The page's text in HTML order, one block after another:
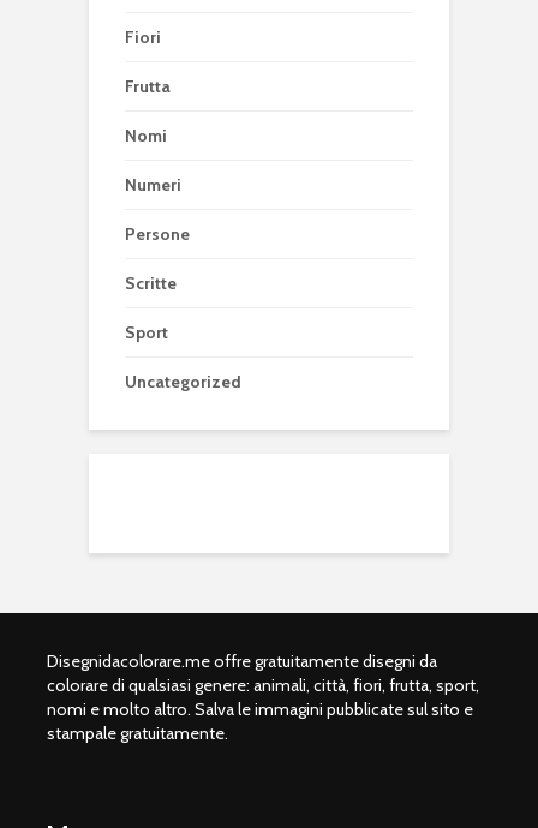
Fiori
Frutta
Nomi
Numeri
Persone
Scritte
Sport
Uncategorized
Disegnidacolorare.me offre gratuitamente disegni da
colorare di qualsiasi genere: animali, città, fiori, frutta, sport,
nomi e molto altro. Salva le immagini pubblicate sul sito e
stampale gratuitamente.